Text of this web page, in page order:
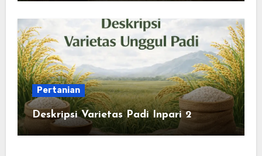
Pertanian
Deskripsi Varietas Padi Inpari 2